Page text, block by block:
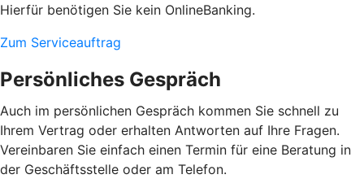
Hierfür benötigen Sie kein OnlineBanking.
Zum Serviceauftrag
Persönliches Gespräch
Auch im persönlichen Gespräch kommen Sie schnell zu
Ihrem Vertrag oder erhalten Antworten auf Ihre Fragen.
Vereinbaren Sie einfach einen Termin für eine Beratung in
der Geschäftsstelle oder am Telefon.